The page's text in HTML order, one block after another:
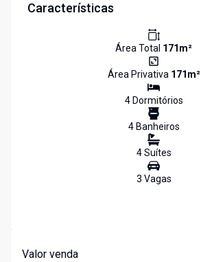
Características
Área Total 171m²
Área Privativa 171m²
4Dormitórios
4Banheiros
4Suítes
3 Vagas
Valor venda